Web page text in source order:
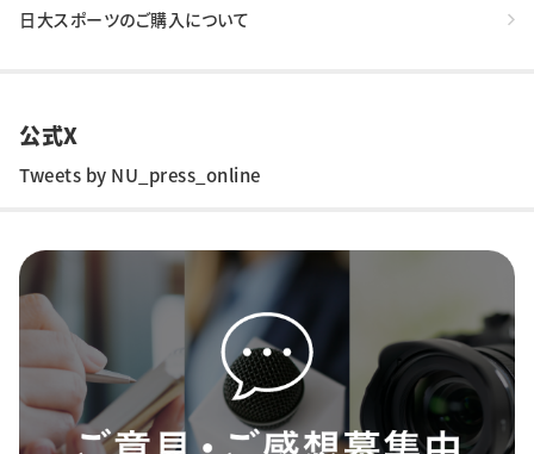
日大スポーツのご購入について
公式X
Tweets by NU_press_online